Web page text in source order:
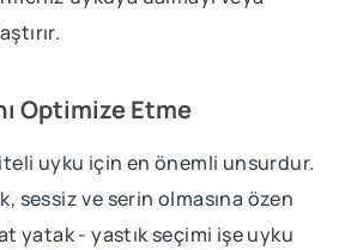
Optimize Etme
uyku için en önemli unsurdur.
sessiz ve serin olmasına özen
yatak - yastık seçimi işe uyku